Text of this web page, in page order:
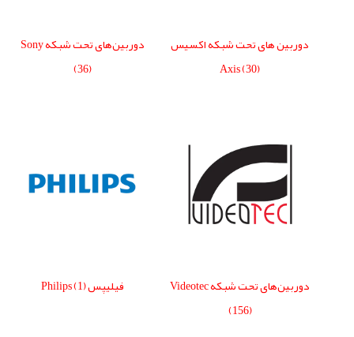
دوربین های تحت شبکه اکسیس
Axis(30)
دوربین‌های تحت شبکه Sony
(36)
دوربین‌های تحت شبکه Videotec
(156)
فیلیپس Philips(1)